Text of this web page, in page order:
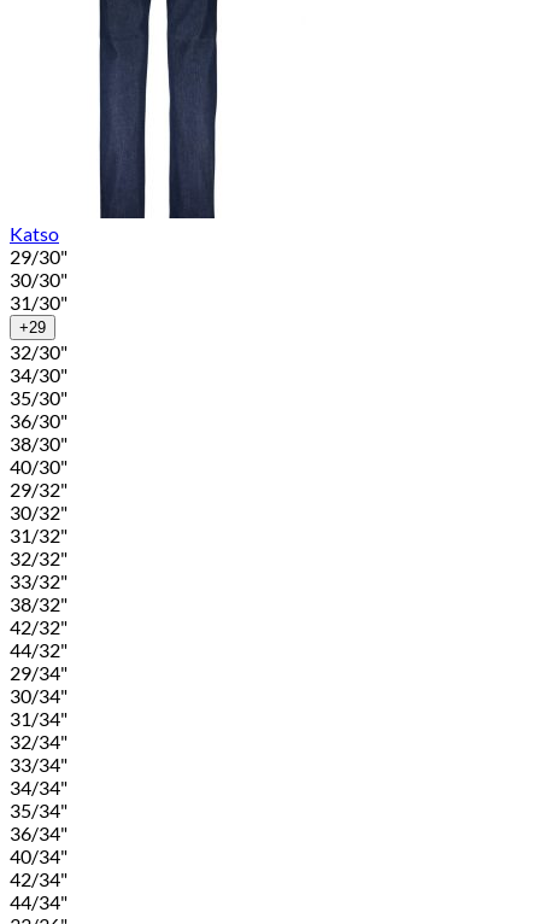
Katso
29/30"
30/30"
31/30"
+29
32/30"
34/30"
35/30"
36/30"
38/30"
40/30"
29/32"
30/32"
31/32"
32/32"
33/32"
38/32"
42/32"
44/32"
29/34"
30/34"
31/34"
32/34"
33/34"
34/34"
35/34"
36/34"
40/34"
42/34"
44/34"